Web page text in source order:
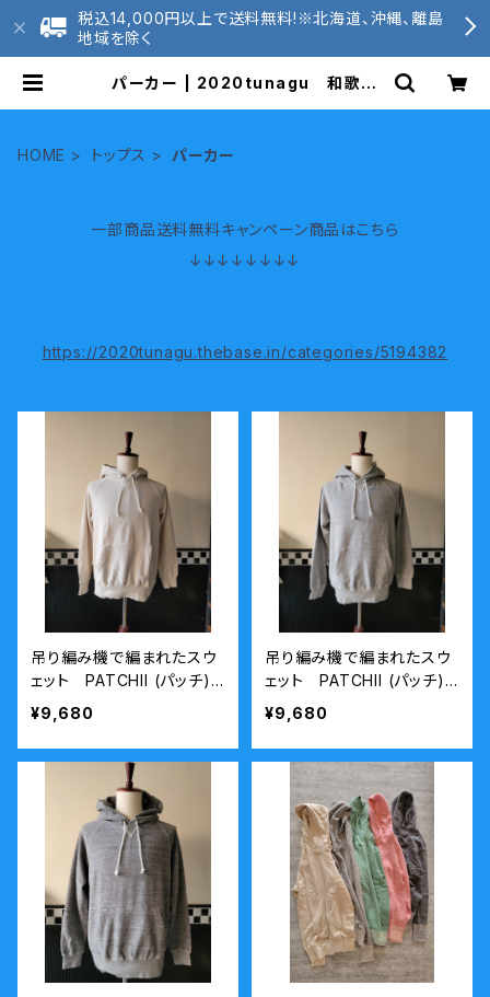
税込14,000円以上で送料無料!※北海道、沖縄、離島
地域を除く
パーカー | 2020tunagu 和歌山
HOME トップス パーカー
一部商品送料無料キャンペーン商品はこちら
↓↓↓↓↓↓↓↓
https://2020tunagu.thebase.in/categories/5194382
吊り編み機で編まれたスウ
ェット PATCHII (パッチ)
丸胴裏毛ラグランパーカー
オートミール
¥9,680
吊り編み機で編まれたスウ
ェット PATCHII (パッチ)
丸胴裏毛ラグランパーカー
薄いグレー
¥9,680